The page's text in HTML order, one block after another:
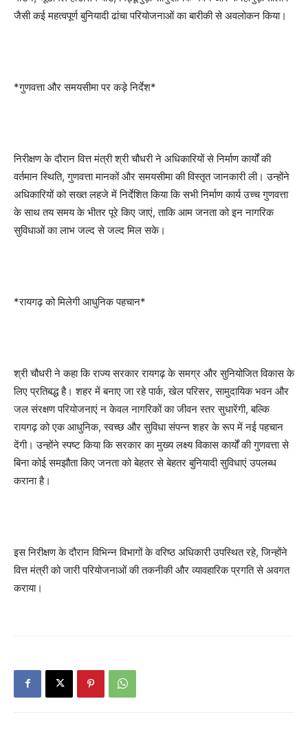
जैसी कई महत्वपूर्ण बुनियादी ढांचा परियोजनाओं का बारीकी से अवलोकन किया।
*गुणवत्ता और समयसीमा पर कड़े निर्देश*
निरीक्षण के दौरान वित्त मंत्री श्री चौधरी ने अधिकारियों से निर्माण कार्यों की
वर्तमान स्थिति, गुणवत्ता मानकों और समयसीमा की विस्तृत जानकारी ली। उन्होंने
अधिकारियों को सख्त लहजे में निर्देशित किया कि सभी निर्माण कार्य उच्च गुणवत्ता
के साथ तय समय के भीतर पूरे किए जाएं, ताकि आम जनता को इन नागरिक
सुविधाओं का लाभ जल्द से जल्द मिल सके।
*रायगढ़ को मिलेगी आधुनिक पहचान*
श्री चौधरी ने कहा कि राज्य सरकार रायगढ़ के समग्र और सुनियोजित विकास के
लिए प्रतिबद्ध है। शहर में बनाए जा रहे पार्क, खेल परिसर, सामुदायिक भवन और
जल संरक्षण परियोजनाएं न केवल नागरिकों का जीवन स्तर सुधारेंगी, बल्कि
रायगढ़ को एक आधुनिक, स्वच्छ और सुविधा संपन्न शहर के रूप में नई पहचान
देंगी। उन्होंने स्पष्ट किया कि सरकार का मुख्य लक्ष्य विकास कार्यों की गुणवत्ता से
बिना कोई समझौता किए जनता को बेहतर से बेहतर बुनियादी सुविधाएं उपलब्ध
कराना है।
इस निरीक्षण के दौरान विभिन्न विभागों के वरिष्ठ अधिकारी उपस्थित रहे, जिन्होंने
वित्त मंत्री को जारी परियोजनाओं की तकनीकी और व्यावहारिक प्रगति से अवगत
कराया।